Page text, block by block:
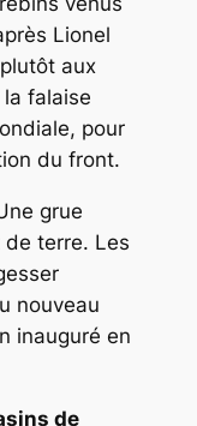
Lionel
aux
falaise
pour
du front.
grue
terre. Les
nouveau
inauguré en
de